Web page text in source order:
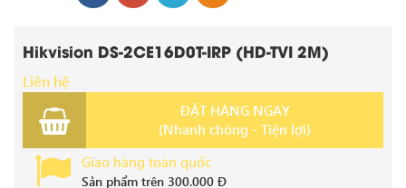
Hikvision DS-2CE16D0T-IRP (HD-TVI 2M)
Liên hệ
ĐẶT HÀNG NGAY
(Nhanh chóng - Tiện lợi)
Giao hàng toàn quốc
Sản phẩm trên 300.000 Đ